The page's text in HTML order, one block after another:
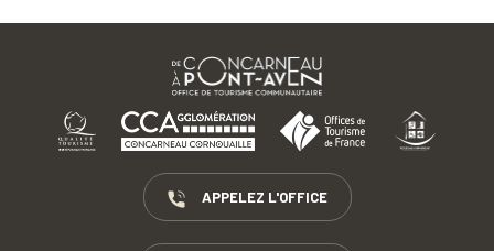
APPELEZ L'OFFICE